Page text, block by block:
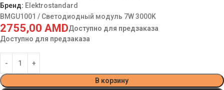
Бренд: Elektrostandard
BMGU1001 / Светодиодный модуль 7W 3000K
2755,00 AMDДоступно для предзаказа
Доступно для предзаказа
В корзину